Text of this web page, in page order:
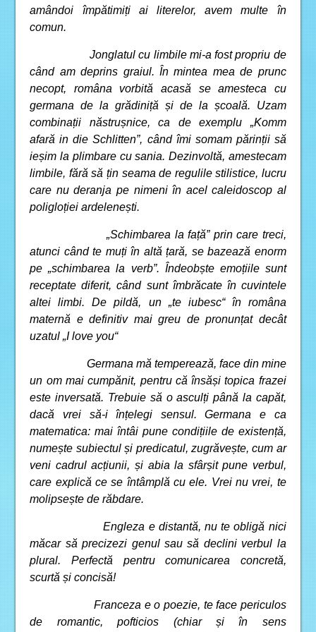
amândoi împătimiți ai literelor, avem multe în
comun.
Jonglatul cu limbile mi-a fost propriu de
când am deprins graiul. În mintea mea de prunc
necopt, româna vorbită acasă se amesteca cu
germana de la grădiniță și de la școală. Uzam
combinații năstrușnice, ca de exemplu „Komm
afară in die Schlitten”, când îmi somam părinții să
ieșim la plimbare cu sania. Dezinvoltă, amestecam
limbile, fără să țin seama de regulile stilistice, lucru
care nu deranja pe nimeni în acel caleidoscop al
poligloției ardelenești.
„Schimbarea la față” prin care treci,
atunci când te muți în altă țară, se bazează enorm
pe „schimbarea la verb”. Îndeobște emoțiile sunt
receptate diferit, când sunt îmbrăcate în cuvintele
altei limbi. De pildă, un „te iubesc“ în româna
maternă e definitiv mai greu de pronunțat decât
uzatul „I love you“
Germana mă temperează, face din mine
un om mai cumpănit, pentru că însăși topica frazei
este inversată. Trebuie să o asculți până la capăt,
dacă vrei să-i înțelegi sensul. Germana e ca
matematica: mai întâi pune condițiile de existență,
numește subiectul și predicatul, zugrăvește, cum ar
veni cadrul acțiunii, și abia la sfârșit pune verbul,
care explică ce se întâmplă cu ele. Vrei nu vrei, te
molipsește de răbdare.
Engleza e distantă, nu te obligă nici
măcar să precizezi genul sau să declini verbul la
plural. Perfectă pentru comunicarea concretă,
scurtă și concisă!
Franceza e o poezie, te face periculos
de romantic, pofticios (chiar și în sens